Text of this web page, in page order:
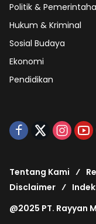
Politik &
Hukum & Kriminal
Sosial Budaya
Ekonomi
Pendidikan
Tentang Kami
Disclaimer
@2025 PT. Rayyan